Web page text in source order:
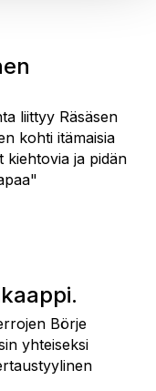
liittyy Räsäsen
kohti itämaisia
kiehtovia ja pidän
Börje
yhteiseksi